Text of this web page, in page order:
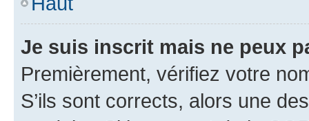
Je suis inscrit mais ne peux
Premièrement, vérifiez votre
S’ils sont corrects, alors une